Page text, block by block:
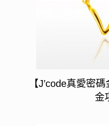
【J’code真愛密
金